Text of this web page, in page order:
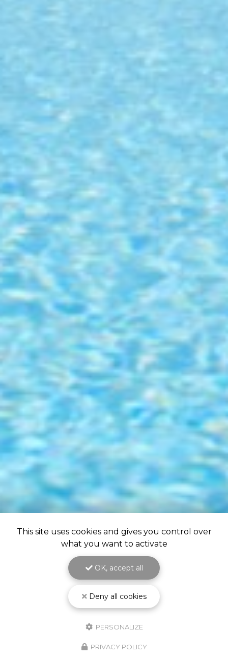
This site uses cookies and gives you control over
what you want to activate
OK, accept all
Deny all cookies
PERSONALIZE
PRIVACY POLICY